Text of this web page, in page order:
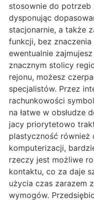
stosownie do potrzeb
dysponując
stacjonarnie, a także
funkcji, bez
ewentualnie
znacznym stolicy
rejonu, możesz
specjalistów. Przez
rachunkowości
na łatwe w obsłudze
jacy priorytetowo
plastyczność również
komputerizacji,
rzeczy jest możliwe
kontaktu, co za daje
użycia czas zarazem
wymogów.